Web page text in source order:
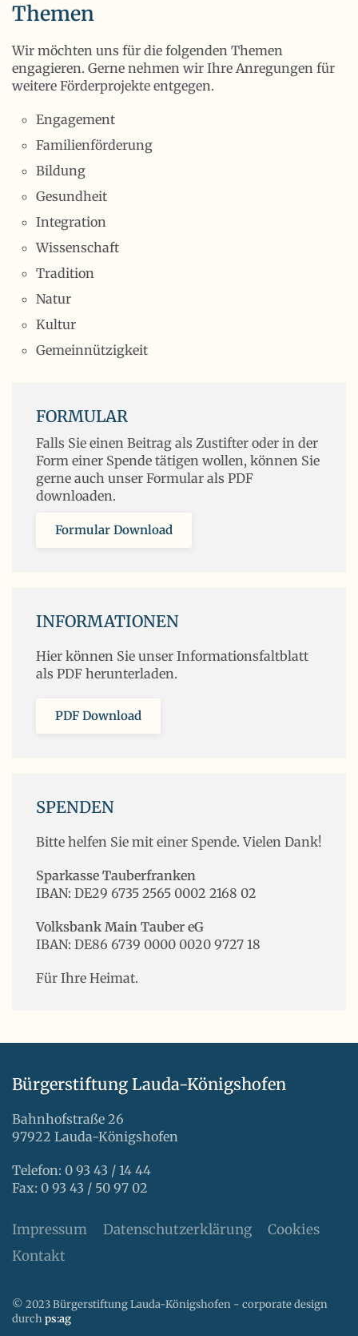
Themen
Wir möchten uns für die folgenden Themen
engagieren. Gerne nehmen wir Ihre Anregungen für
weitere Förderprojekte entgegen.
Engagement
Familienförderung
Bildung
Gesundheit
Integration
Wissenschaft
Tradition
Natur
Kultur
Gemeinnützigkeit
FORMULAR
Falls Sie einen Beitrag als Zustifter oder in der
Form einer Spende tätigen wollen, können Sie
gerne auch unser Formular als PDF
downloaden.
Formular Download
INFORMATIONEN
Hier können Sie unser Informationsfaltblatt
als PDF herunterladen.
PDF Download
SPENDEN
Bitte helfen Sie mit einer Spende. Vielen Dank!
Sparkasse Tauberfranken
IBAN: DE29 6735 2565 0002 2168 02
Volksbank Main Tauber eG
IBAN: DE86 6739 0000 0020 9727 18
Für Ihre Heimat.
Bürgerstiftung Lauda-Königshofen
Bahnhofstraße 26
97922 Lauda-Königshofen
Telefon: 0 93 43 / 14 44
Fax: 0 93 43 / 50 97 02
Impressum Datenschutzerklärung
Cookies
Kontakt
© 2023 Bürgerstiftung Lauda-Königshofen - corporate design
durchps:ag